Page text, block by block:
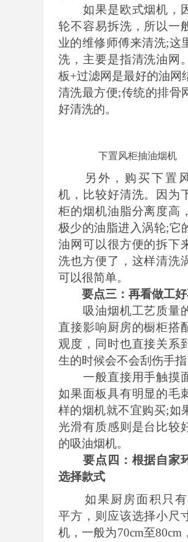
如果是欧式烟机，
轮不容易拆洗，所以一
业的维修师傅来清洗;这
洗，主要是指清洗油网
板+过滤网是最好的油网
清洗最方便;传统的排骨
好清洗的。
下置风柜抽油烟机
另外，购买下置
机，比较好清洗。因为
柜的烟机油脂分离度高
极少的油脂进入涡轮;它
油网可以很方便的拆下
洗也方便了，这样清洗
可以很简单。
要点三：再看做工
吸油烟机工艺质量
直接影响厨房的橱柜搭
观度，同时也直接关系
生的时候会不会刮伤手指
一般直接用手触摸面
如果面板具有明显的毛
样的烟机就不宜购买;如
光滑有质感则是台比较
的吸油烟机。
要点四：根据自家
选择款式
如果厨房面积只
平方，则应该选择小尺
机，一般为70cm至80cm